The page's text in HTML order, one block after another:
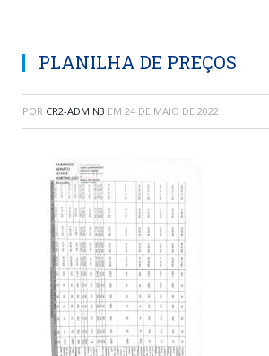
PLANILHA DE PREÇOS
POR CR2-ADMIN3 EM 24 DE MAIO DE 2022